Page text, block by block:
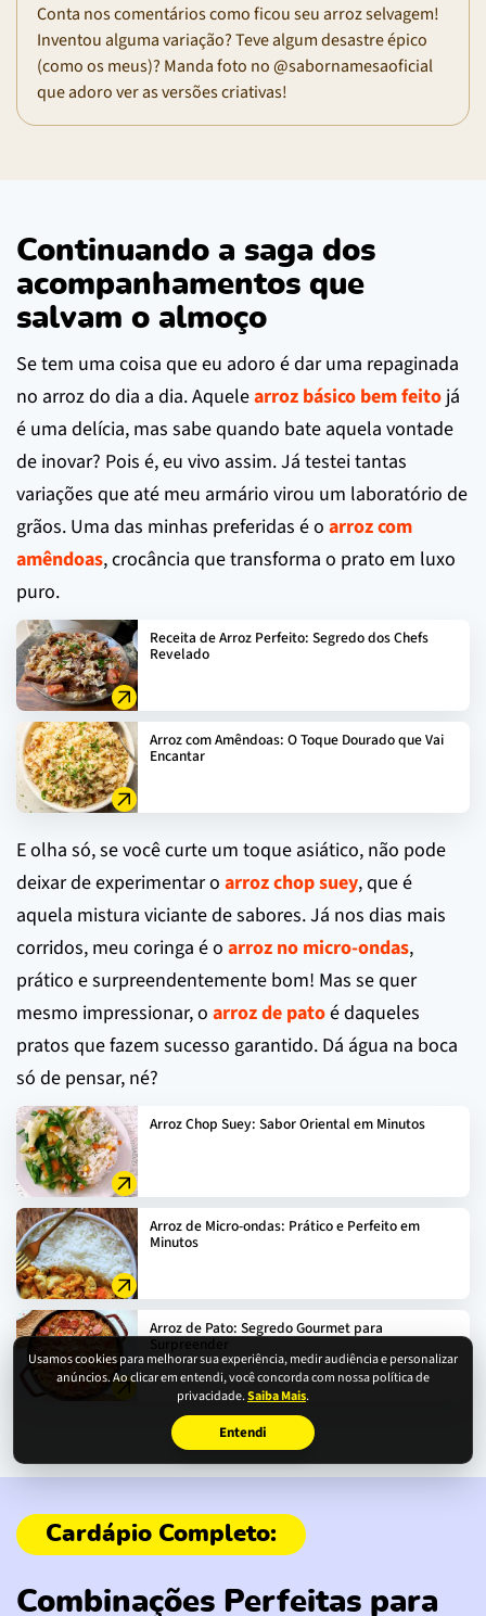
Usamos cookies para melhorar sua experiência, medir audiência e personalizar
anúncios. Ao clicar em entendi, você concorda com nossa política de
privacidade.Saiba Mais.
Entendi
Conta nos comentários como ficou seu arroz selvagem!
Inventou alguma variação? Teve algum desastre épico
(como os meus)? Manda foto no @sabornamesaoficial
que adoro ver as versões criativas!
Continuando a saga dos
acompanhamentos que
salvam o almoço
Se tem uma coisa que eu adoro é dar uma repaginada
no arroz do dia a dia. Aquelearroz básico bem feito já
é uma delícia, mas sabe quando bate aquela vontade
de inovar? Pois é, eu vivo assim. Já testei tantas
variações que até meu armário virou um laboratório de
grãos. Uma das minhas preferidas é o arroz com
amêndoas, crocância que transforma o prato em luxo
puro.
Receita de Arroz Perfeito: Segredo dos Chefs
Revelado
Arroz com Amêndoas: O Toque Dourado que Vai
Encantar
E olha só, se você curte um toque asiático, não pode
deixar de experimentar o arroz chop suey, que é
aquela mistura viciante de sabores. Já nos dias mais
corridos, meu coringa é o arroz no micro-ondas,
prático e surpreendentemente bom! Mas se quer
mesmo impressionar, o arroz de patoé daqueles
pratos que fazem sucesso garantido. Dá água na boca
só de pensar, né?
Arroz Chop Suey: Sabor Oriental em Minutos
Arroz de Micro-ondas: Prático e Perfeito em
Minutos
Arroz de Pato: Segredo Gourmet para
Surpreender
Combinações Perfeitas para